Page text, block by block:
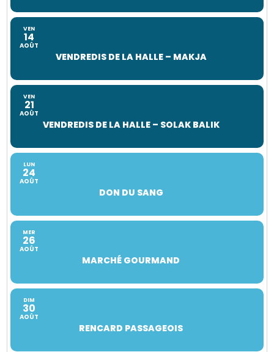
VEN
14
AOÛT
VENDREDIS DE LA HALLE – MAKJA
VEN
21
AOÛT
VENDREDIS DE LA HALLE – SOLAK BALIK
LUN
24
AOÛT
DON DU SANG
MER
26
AOÛT
MARCHÉ GOURMAND
DIM
30
AOÛT
RENCARD PASSAGEOIS